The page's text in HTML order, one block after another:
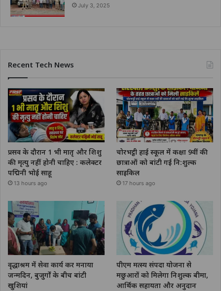
July 3, 2025
Recent Tech News
प्रसव के दौरान 1 भी मातृ और शिशु
की मृत्यु नहीं होनी चाहिए : कलेक्टर
पद्मिनी भोई साहू
13 hours ago
चोरभट्ठी हाई स्कूल में कक्षा 9वीं की
छात्राओं को बांटी गई नि:शुल्क
साइकिल
17 hours ago
वृद्धाश्रम में सेवा कार्य कर मनाया
जन्मदिन, बुजुर्गों के बीच बांटी
खुशियां
पीएम मत्स्य संपदा योजना से
मछुआरों को मिलेगा निशुल्क बीमा,
आर्थिक सहायता और अनुदान